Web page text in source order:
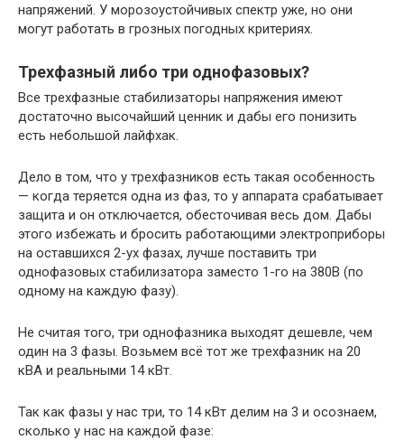
напряжений. У морозоустойчивых спектр уже, но они
могут работать в грозных погодных критериях.
Трехфазный либо три однофазовых?
Все трехфазные стабилизаторы напряжения имеют
достаточно высочайший ценник и дабы его понизить
есть небольшой лайфхак.
Дело в том, что у трехфазников есть такая особенность
— когда теряется одна из фаз, то у аппарата срабатывает
защита и он отключается, обесточивая весь дом. Дабы
этого избежать и бросить работающими электроприборы
на оставшихся 2-ух фазах, лучше поставить три
однофазовых стабилизатора заместо 1-го на 380В (по
одному на каждую фазу).
Не считая того, три однофазника выходят дешевле, чем
один на 3 фазы. Возьмем всё тот же трехфазник на 20
кВА и реальными 14 кВт.
Так как фазы у нас три, то 14 кВт делим на 3 и осознаем,
сколько у нас на каждой фазе: